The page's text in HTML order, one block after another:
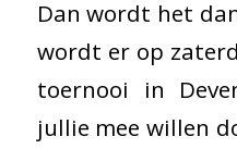
Dan wordt het
wordt er op
toernooi in
jullie mee willen